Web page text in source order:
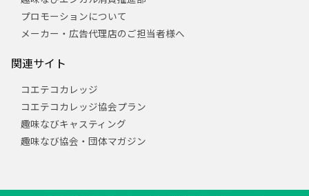
プロモーションについて
メーカー・広告代理店のご担当者様へ
関連サイト
コエテコカレッジ
コエテコカレッジ協会プラン
趣味なびキャスティング
趣味なび協会・団体マガジン